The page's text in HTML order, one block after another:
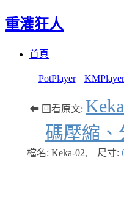
重灌狂人
首頁
PotPlayer KMPlayer
⬅ 回看原文:
碼壓縮、
檔名: Keka-02, 尺寸: